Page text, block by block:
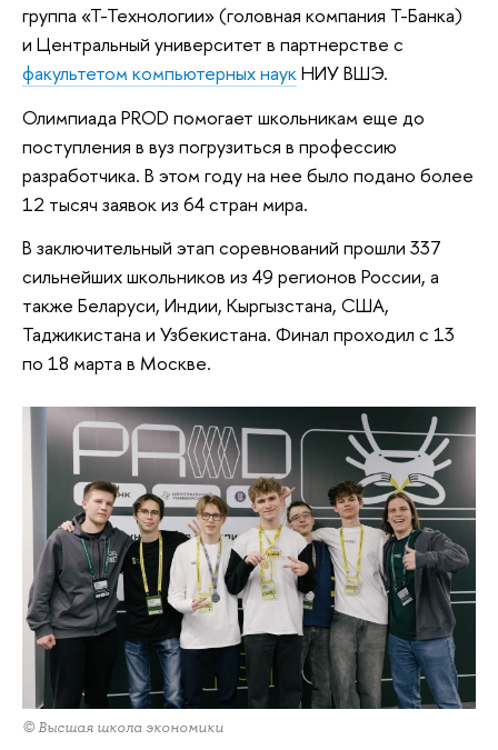
группа «Т-Технологии» (головная компания Т-Банка)
и Центральный университет в партнерстве с
факультетом компьютерных наукНИУ ВШЭ.
Олимпиада PROD помогает школьникам еще до
поступления в вуз погрузиться в профессию
разработчика. В этом году на нее было подано более
12 тысяч заявок из 64 стран мира.
В заключительный этап соревнований прошли 337
сильнейших школьников из 49 регионов России, а
также Беларуси, Индии, Кыргызстана, США,
Таджикистана и Узбекистана. Финал проходил с 13
по 18 марта в Москве.
© Высшая школа экономики